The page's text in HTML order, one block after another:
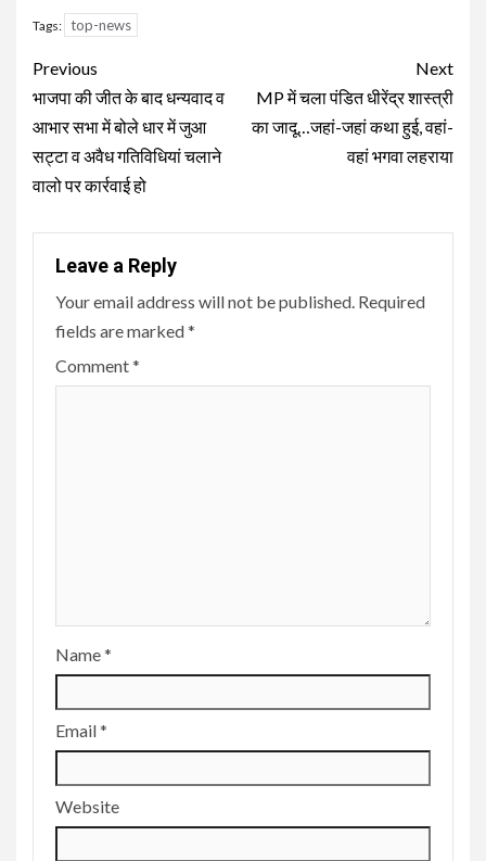
Tags: top-news
Continue
Reading
Previous
भाजपा की जीत के बाद धन्यवाद व
आभार सभा में बोले धार में जुआ
सट्टा व अवैध गतिविधियां चलाने
वालो पर कार्रवाई हो
Next
MP में चला पंडित धीरेंद्र शास्त्री
का जादू…जहां-जहां कथा हुई, वहां-
वहां भगवा लहराया
Leave a Reply
Your email address will not be published. Required
fields are marked*
Comment*
Name*
Email*
Website